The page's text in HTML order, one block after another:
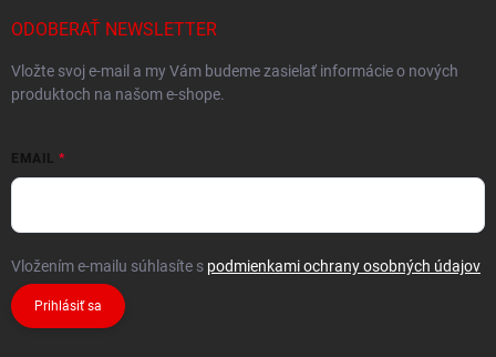
ODOBERAŤ NEWSLETTER
Vložte svoj e-mail a my Vám budeme zasielať informácie o nových
produktoch na našom e-shope.
EMAIL
Vložením e-mailu súhlasíte s podmienkami ochrany osobných údajov
Prihlásiť sa